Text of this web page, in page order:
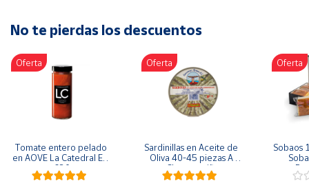
Artesanía
Oficina y
Papelería
Para Canarias,
Ceuta y Melilla
populares
No te pierdas los descuentos
Oferta
Tomate entero pelado
en AOVE La Catedral ER-
630
Oferta
Sardinillas en Aceite de
Oliva 40-45 piezas A
Churrusquiña
Oferta
Sobaos